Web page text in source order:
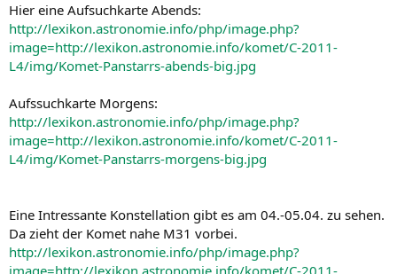
Hier eine Aufsuchkarte Abends:
http://lexikon.astronomie.info/php/image.php?
image=http://lexikon.astronomie.info/komet/C-2011-
L4/img/Komet-Panstarrs-abends-big.jpg
Aufssuchkarte Morgens:
http://lexikon.astronomie.info/php/image.php?
image=http://lexikon.astronomie.info/komet/C-2011-
L4/img/Komet-Panstarrs-morgens-big.jpg
Eine Intressante Konstellation gibt es am 04.-05.04. zu sehen.
Da zieht der Komet nahe M31 vorbei.
http://lexikon.astronomie.info/php/image.php?